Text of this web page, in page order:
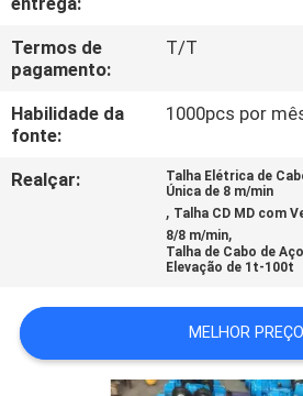
NOTÍCIA
PEÇA
UMAS
POLÍTICA
DE
PRIVACIDADE
Termos de
pagamento:
T/T
Habilidade da
fonte:
1000pcs por
Realçar:
Talha Elétrica de
Única de 8 m/min
, Talha CD MD com
8/8 m/min,
Talha de Cabo de
Elevação de 1t-100t
MELHOR PREÇO